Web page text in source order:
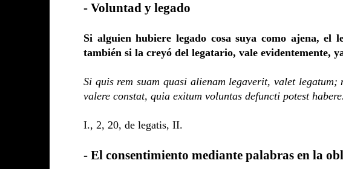
- Voluntad y legado
Si alguien hubiere legado cosa suya como ajena, el
también si la creyó del legatario, vale evidentemente,
Si quis rem suam quasi alienam legaverit, valet
valere constat, quia exitum voluntas defuncti potest habere.
I., 2, 20, de legatis, II.
- El consentimiento mediante palabras en la